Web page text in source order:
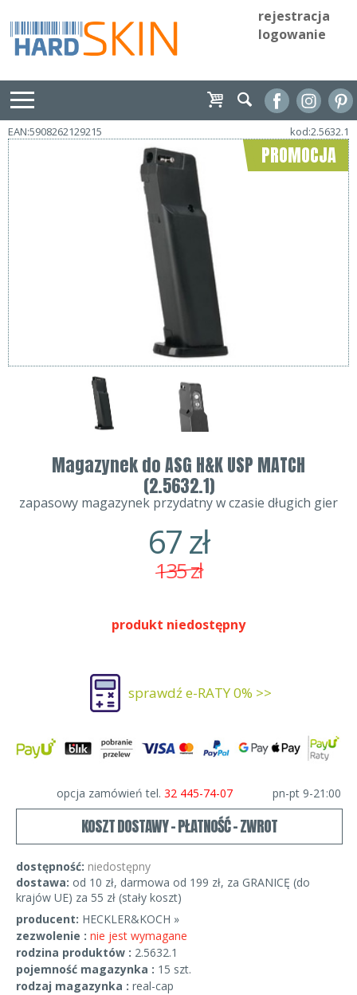
rejestracja
logowanie
EAN:5908262129215 kod:2.5632.1
PROMOCJA
Magazynek do ASG H&K USP MATCH
(2.5632.1)
zapasowy magazynek przydatny w czasie długich gier
67zł
135zł
produkt niedostępny
sprawdź e-RATY 0% >>
opcja zamówień tel. 32 445-74-07 pn-pt 9-21:00
KOSZT DOSTAWY - PŁATNOŚĆ - ZWROT
dostępność: niedostępny
dostawa: od 10 zł, darmowa od 199 zł, za GRANICĘ (do
krajów UE) za 55 zł (stały koszt)
producent: HECKLER&KOCH »
zezwolenie : nie jest wymagane
rodzina produktów : 2.5632.1
pojemność magazynka : 15 szt.
rodzaj magazynka : real-cap